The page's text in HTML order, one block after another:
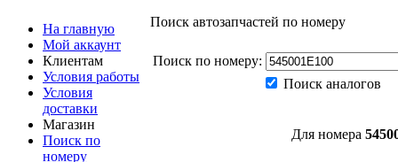
На главную
Мой аккаунт
Клиентам
Условия работы
Условия
доставки
Магазин
Поиск по
номеру
Поиск автозапчастей по номеру
Поиск по номеру:
Поиск аналогов
Для номера